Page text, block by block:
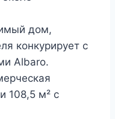
дом,
конкурирует с
Albaro.
108,5 м² с